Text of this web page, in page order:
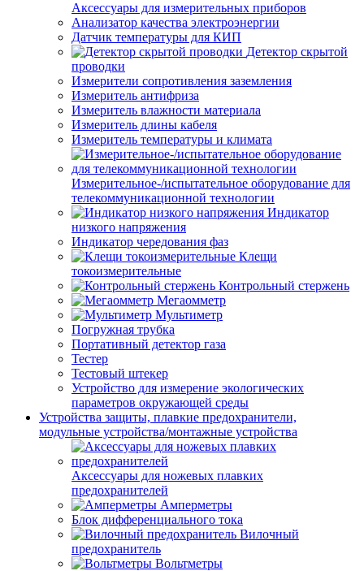
Аксессуары для измерительных приборов
Анализатор качества электроэнергии
Датчик температуры для КИП
Детектор скрытой
проводки
Измерители сопротивления заземления
Измеритель антифриза
Измеритель влажности материала
Измеритель длины кабеля
Измеритель температуры и климата
Измерительное-/испытательное оборудование для
телекоммуникационной технологии
Индикатор
низкого напряжения
Индикатор чередования фаз
Клещи
токоизмерительные
Контрольный стержень
Мегаомметр
Мультиметр
Погружная трубка
Портативный детектор газа
Тестер
Тестовый штекер
Устройство для измерение экологических
параметров окружающей среды
Устройства защиты, плавкие предохранители,
модульные устройства/монтажные устройства
Аксессуары для ножевых плавких
предохранителей
Амперметры
Блок дифференциального тока
Вилочный
предохранитель
Вольтметры